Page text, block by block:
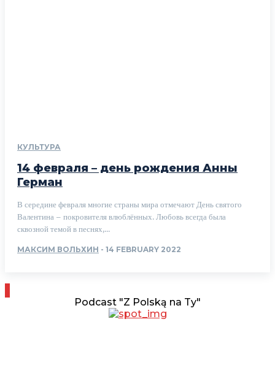
КУЛЬТУРА
14 февраля – день рождения Анны
Герман
В середине февраля многие страны мира отмечают День святого
Валентина – покровителя влюблённых. Любовь всегда была
сквозной темой в песнях,...
МАКСИМ ВОЛЬХИН - 14 FEBRUARY 2022
Podcast "Z Polską na Ty"